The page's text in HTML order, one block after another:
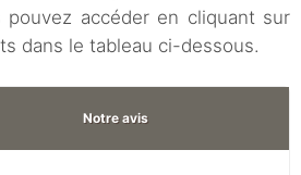
pouvez accéder en cliquant sur
dans le tableau ci-dessous.
Notre avis